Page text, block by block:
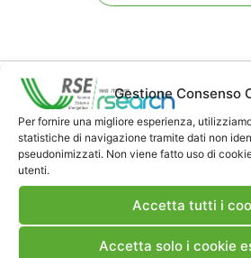
Gestione Consenso
Per fornire una migliore esperienza,
statistiche di navigazione tramite dati non
pseudonimizzati. Non viene fatto uso di
utenti.
Accetta tutti i
Accetta solo i cookie
Contatti
Note Legali